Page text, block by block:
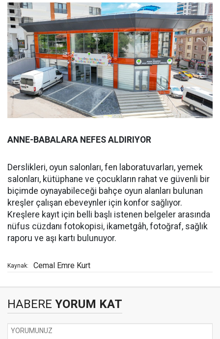
ANNE-BABALARA NEFES ALDIRIYOR
Derslikleri, oyun salonları, fen laboratuvarları, yemek
salonları, kütüphane ve çocukların rahat ve güvenli bir
biçimde oynayabileceği bahçe oyun alanları bulunan
kreşler çalışan ebeveynler için konfor sağlıyor.
Kreşlere kayıt için belli başlı istenen belgeler arasında
nüfus cüzdanı fotokopisi, ikametgâh, fotoğraf, sağlık
raporu ve aşı kartı bulunuyor.
Kaynak: Cemal Emre Kurt
HABERE YORUM KAT